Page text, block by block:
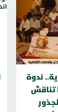
ندوة
تناقش